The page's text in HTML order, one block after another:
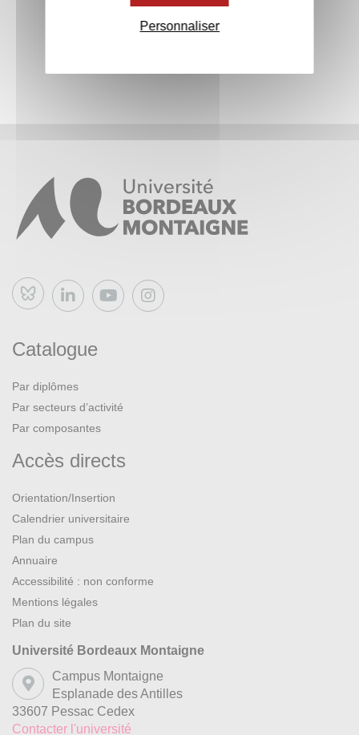
Bluesky
Catalogue
Par diplômes
Par secteurs d’activité
Par composantes
Accès directs
Orientation/Insertion
Calendrier universitaire
Plan du campus
Annuaire
Accessibilité : non conforme
Mentions légales
Plan du site
Université Bordeaux Montaigne
Campus Montaigne
Esplanade des Antilles
33607 Pessac Cedex
Contacter l'université
Personnaliser